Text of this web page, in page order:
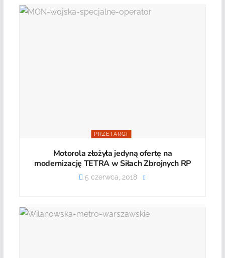
PRZETARGI
Motorola złożyła jedyną ofertę na
modernizację TETRA w Siłach Zbrojnych RP
5 czerwca, 2018